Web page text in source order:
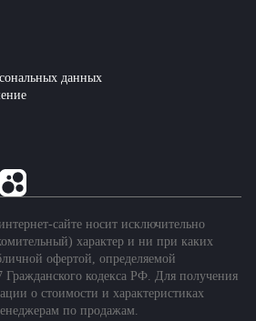
данных
сайте носит исключительно
характер и ни при каких
офертой, определяемой
кодекса РФ. Для получения
о стоимости и характеристиках
по продажам.